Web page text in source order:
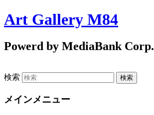
Art Gallery M84
Powerd by MediaBank Corp.
検索
メインメニュー